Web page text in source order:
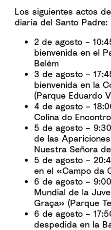
Los siguientes actos
diaria del Santo Padre:
2 de agosto –
bienvenida en el
Belém
3 de agosto –
bienvenida en la
(Parque Eduardo
4 de agosto –
Colina do
5 de agosto –
de las
Nuestra Señora
5 de agosto –
en el «Campo da
6 de agosto –
Mundial de la
Graça» (Parque
6 de agosto –
despedida en la